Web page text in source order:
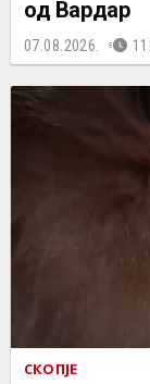
од Вардар
07.08.2026.
СКОПЈЕ